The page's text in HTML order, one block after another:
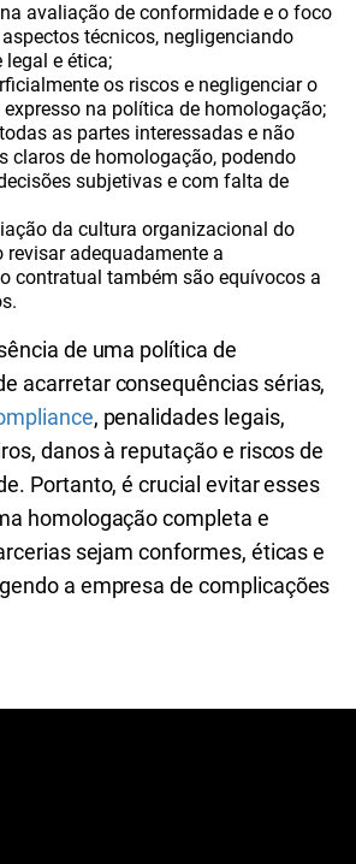
avaliação de conformidade e o foco
técnicos, negligenciando
e ética;
os riscos e negligenciar o
na política de homologação;
as partes interessadas e não
claros de homologação, podendo
subjetivas e com falta de
da cultura organizacional do
revisar adequadamente a
contratual também são equívocos a
de uma política de
acarretar consequências sérias,
, penalidades legais,
danos à reputação e riscos de
Portanto, é crucial evitar esses
homologação completa e
sejam conformes, éticas e
a empresa de complicações